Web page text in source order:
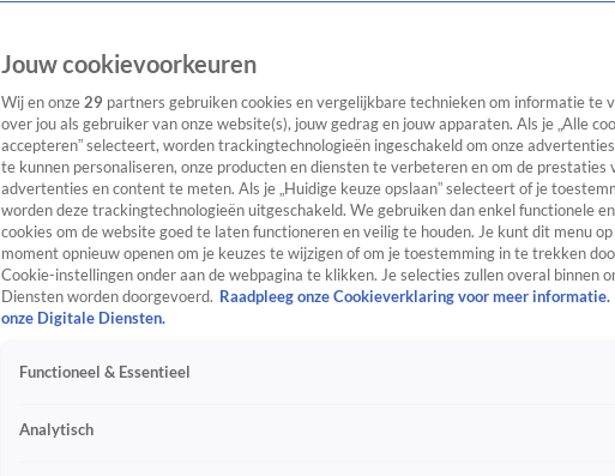
Jouw cookievoorkeuren
Wij en onze 29 partners gebruiken cookies en vergelijkbare technieken om informatie te
over jou als gebruiker van onze website(s), jouw gedrag en jouw apparaten. Als je „Alle
accepteren” selecteert, worden trackingtechnologieën ingeschakeld om onze
te kunnen personaliseren, onze producten en diensten te verbeteren en om de prestaties
advertenties en content te meten. Als je „Huidige keuze opslaan” selecteert of je
worden deze trackingtechnologieën uitgeschakeld. We gebruiken dan enkel functionele
cookies om de website goed te laten functioneren en veilig te houden. Je kunt dit menu
moment opnieuw openen om je keuzes te wijzigen of om je toestemming in te trekken
Cookie-instellingen onder aan de webpagina te klikken. Je selecties zullen overal binnen
Diensten worden doorgevoerd. Raadpleeg onze Cookieverklaring voor meer informatie.
onze Digitale Diensten.
Functioneel & Essentieel
Analytisch